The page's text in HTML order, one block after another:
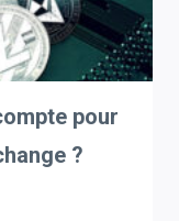
pour
?